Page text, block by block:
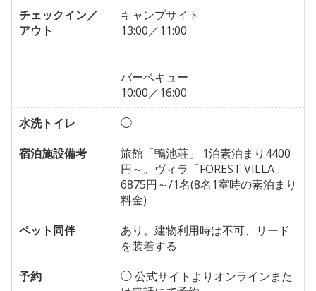
チェックイン／
アウト
キャンプサイト
13:00／11:00
バーベキュー
10:00／16:00
水洗トイレ
◯
宿泊施設備考
旅館「鴨池荘」 1泊素泊まり4400
円～。ヴィラ「FOREST VILLA」
6875円～/1名(8名1室時の素泊まり
料金)
ペット同伴
あり。建物利用時は不可、リード
を装着する
予約
◯ 公式サイトよりオンラインまた